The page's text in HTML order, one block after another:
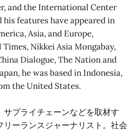
and the International Center
his features have appeared in
Asia, and Europe,
Nikkei Asia Mongabay,
Dialogue, The Nation and
he was based in Indonesia,
the United States.
サプライチェーンなどを取材す
リーランスジャーナリスト。社会